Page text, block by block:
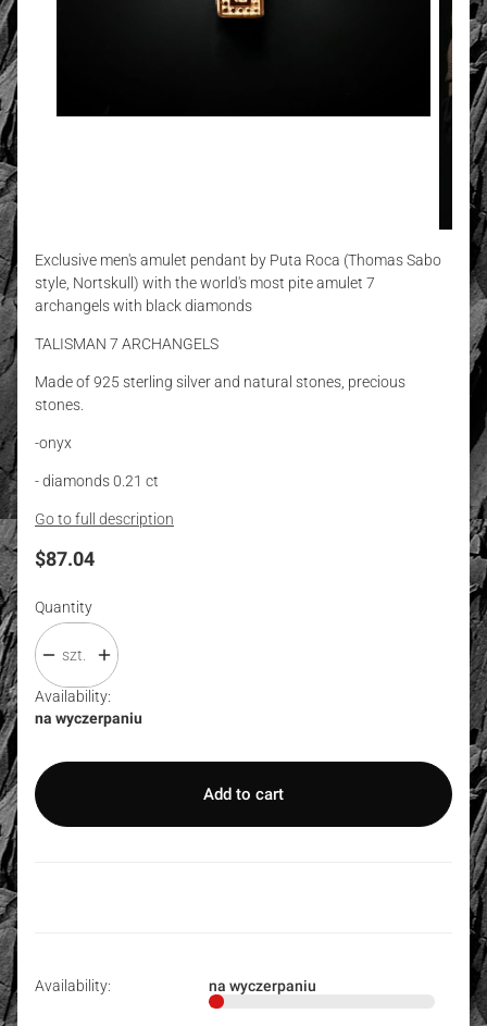
Exclusive men's amulet pendant by Puta Roca (Thomas Sabo
style, Nortskull) with the world's most pite amulet 7
archangels with black diamonds
TALISMAN 7 ARCHANGELS
Made of 925 sterling silver and natural stones, precious
stones.
-onyx
- diamonds 0.21 ct
Go to full description
Price
$87.04
Quantity
szt.
Availability:
na wyczerpaniu
Add to cart
Availability: na wyczerpaniu